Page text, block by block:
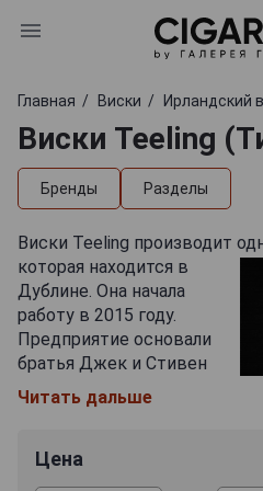
Главная Виски Ирландский
Виски Teeling
Бренды Разделы
Виски Teeling производит
которая находится в
Дублине. Она начала
работу в 2015 году.
Предприятие основали
братья Джек и Стивен
Тилинг, которые пошли
по стопам своего отца
семейство Тилинг
1782 года. На роль эмблемы
Читать дальше
Цена